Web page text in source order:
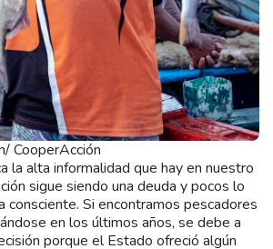
CooperAcción
la alta informalidad que hay en nuestro
sigue siendo una deuda y pocos lo
consciente. Si encontramos pescadores
en los últimos años, se debe a
porque el Estado ofreció algún